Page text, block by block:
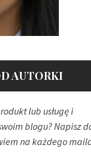
AUTORKI
lub usługę i
blogu? Napisz
na każdego